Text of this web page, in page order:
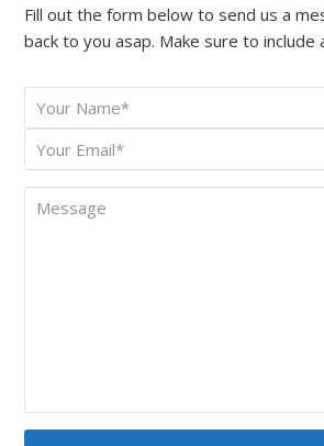
Fill out the form below to send us a
back to you asap. Make sure to include
Your
Name *
Your
Email
Message